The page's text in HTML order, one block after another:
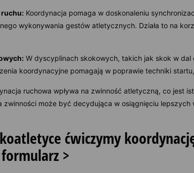
Koordynacja pomaga w doskonaleniu
wykonywania gestów atletycznych. Działa to na
W dyscyplinach skokowych, takich jak skok w
koordynacyjne pomagają w poprawie techniki
ruchowa wpływa na zwinność atletyczną, co jest
może być decydująca w osiągnięciu lepszych
ćwiczymy
>